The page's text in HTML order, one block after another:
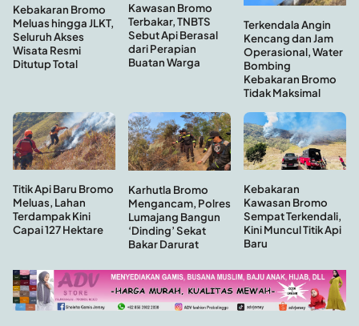
Kebakaran Bromo
Meluas hingga JLKT,
Seluruh Akses
Wisata Resmi
Ditutup Total
Kawasan Bromo
Terbakar, TNBTS
Sebut Api Berasal
dari Perapian
Buatan Warga
Terkendala Angin
Kencang dan Jam
Operasional, Water
Bombing
Kebakaran Bromo
Tidak Maksimal
Titik Api Baru Bromo
Meluas, Lahan
Terdampak Kini
Capai 127 Hektare
Karhutla Bromo
Mengancam, Polres
Lumajang Bangun
‘Dinding’ Sekat
Bakar Darurat
Kebakaran
Kawasan Bromo
Sempat Terkendali,
Kini Muncul Titik Api
Baru